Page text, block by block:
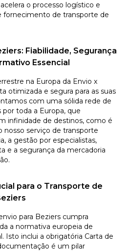
o processo logístico e
fornecimento de transporte de
Fiabilidade, Segurança
Essencial
na Europa da Envio x
otimizada e segura para as suas
com uma sólida rede de
toda a Europa, que
infinidade de destinos, como é
nosso serviço de transporte
a gestão por especialistas,
e a segurança da mercadoria
para o Transporte de
para Beziers cumpra
a normativa europeia de
Isto inclui a obrigatória Carta de
é um pilar